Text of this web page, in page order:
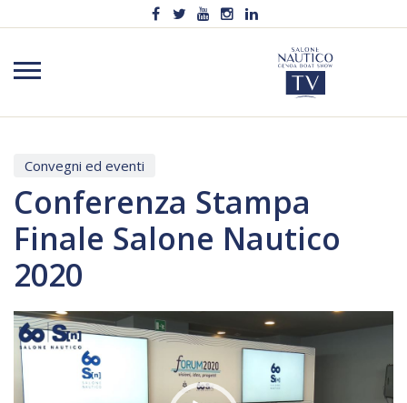
Convegni ed eventi
Conferenza Stampa
Finale Salone Nautico
2020
Video
Player